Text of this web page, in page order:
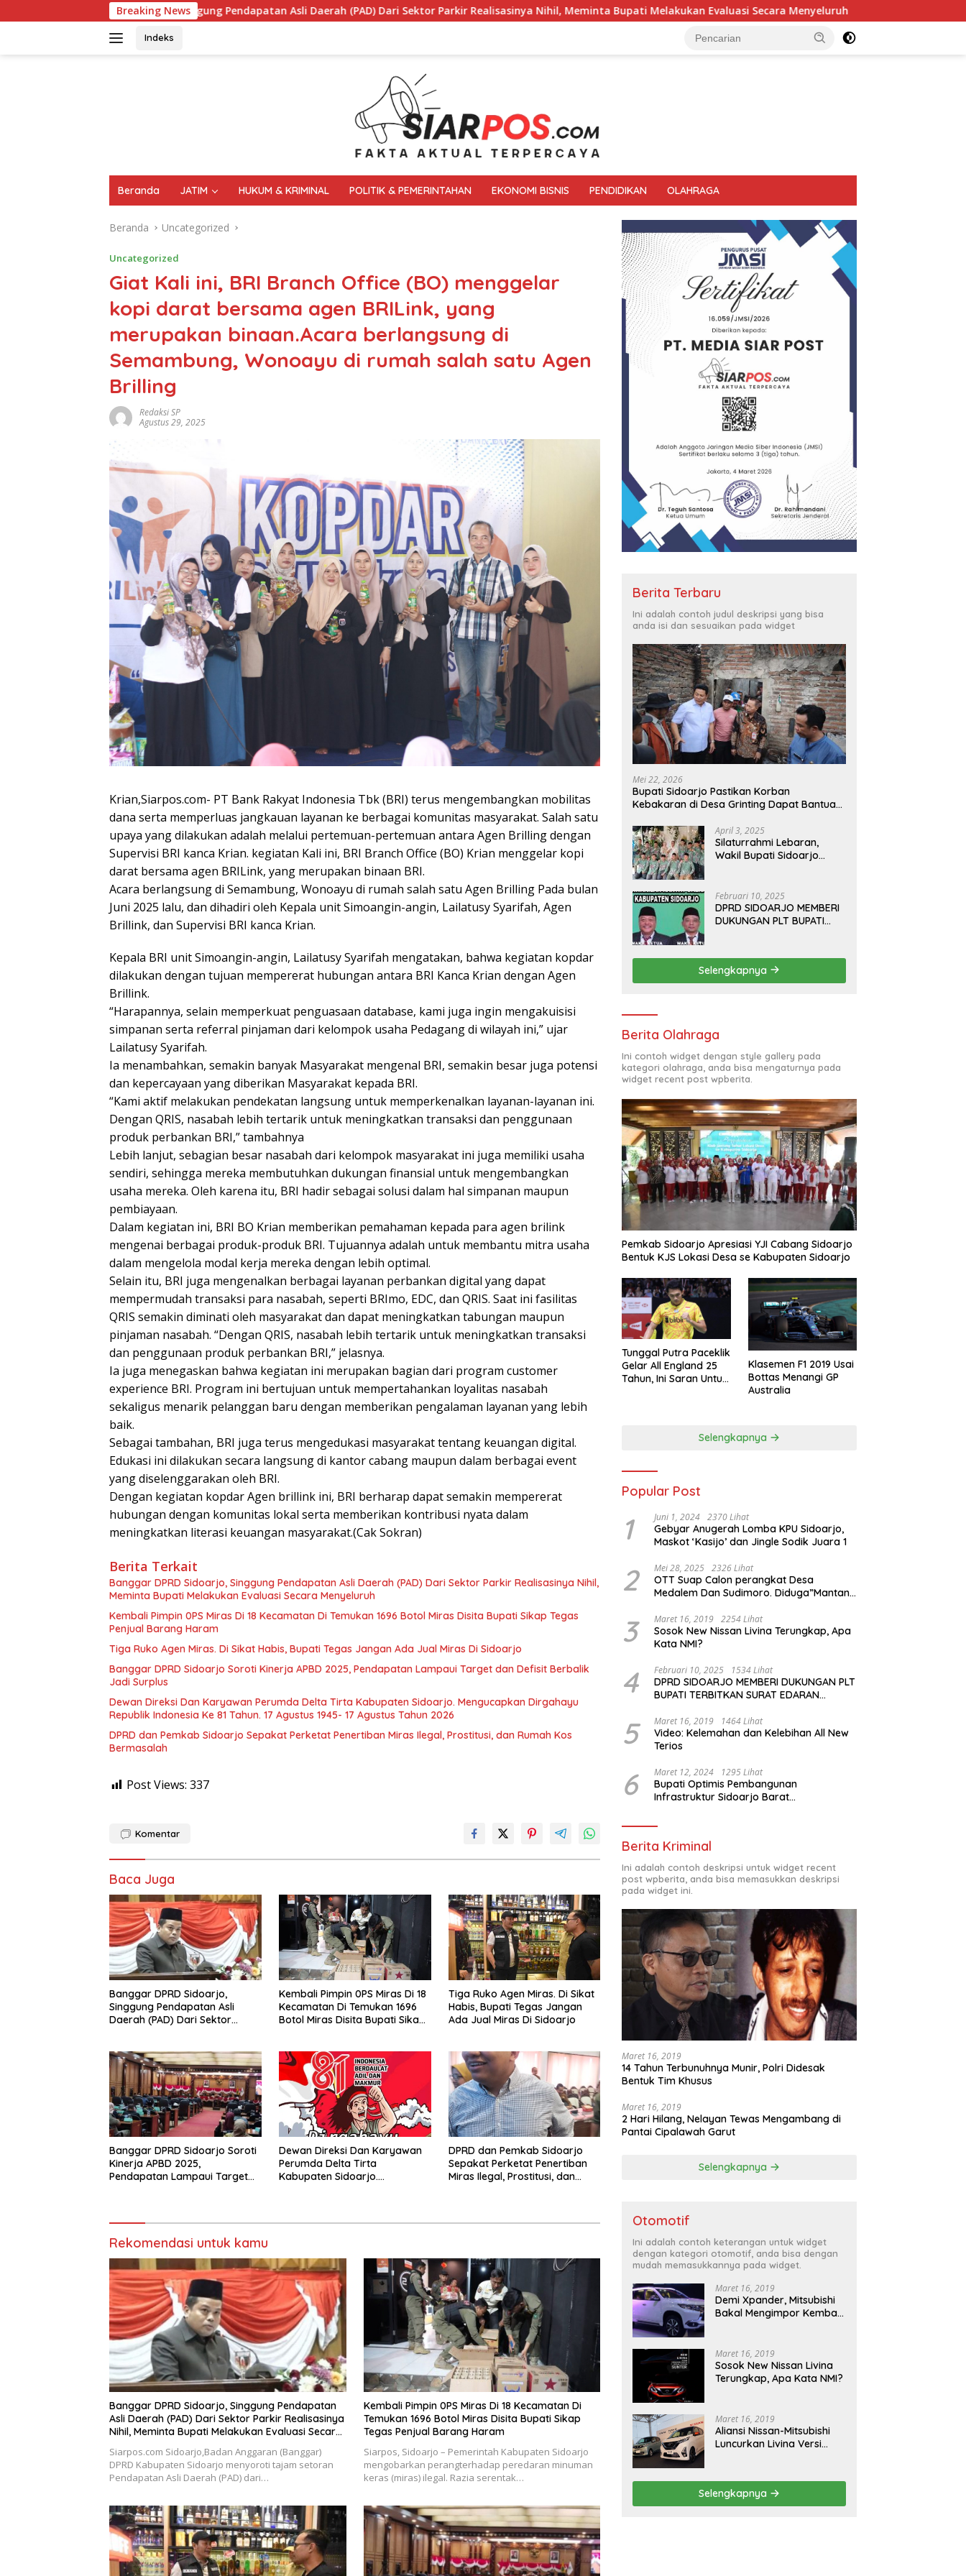
ke
Breaking News
Singgung Pendapatan Asli Daerah (PAD) Dari Sektor Parkir Realisasinya Nihil, Meminta Bupati Melakukan Evaluasi Secara Menyeluruh Kembali Pimpin 0PS Miras Di 18 Kecamatan
Indeks
Beranda JATIM HUKUM & KRIMINAL POLITIK & PEMERINTAHAN EKONOMI BISNIS PENDIDIKAN OLAHRAGA
Beranda Uncategorized
Uncategorized
Giat Kali ini, BRI Branch Office (BO) menggelar
kopi darat bersama agen BRILink, yang
merupakan binaan.Acara berlangsung di
Semambung, Wonoayu di rumah salah satu Agen
Brilling
Redaksi SP
Agustus 29, 2025
Krian,Siarpos.com- PT Bank Rakyat Indonesia Tbk (BRI) terus mengembangkan mobilitas
dana serta memperluas jangkauan layanan ke berbagai komunitas masyarakat. Salah satu
upaya yang dilakukan adalah melalui pertemuan-pertemuan antara Agen Brilling dengan
Supervisi BRI kanca Krian. kegiatan Kali ini, BRI Branch Office (BO) Krian menggelar kopi
darat bersama agen BRILink, yang merupakan binaan BRI.
Acara berlangsung di Semambung, Wonoayu di rumah salah satu Agen Brilling Pada bulan
Juni 2025 lalu, dan dihadiri oleh Kepala unit Simoangin-angin, Lailatusy Syarifah, Agen
Brillink, dan Supervisi BRI kanca Krian.
Kepala BRI unit Simoangin-angin, Lailatusy Syarifah mengatakan, bahwa kegiatan kopdar
dilakukan dengan tujuan mempererat hubungan antara BRI Kanca Krian dengan Agen
Brillink.
“Harapannya, selain memperkuat penguasaan database, kami juga ingin mengakuisisi
simpanan serta referral pinjaman dari kelompok usaha Pedagang di wilayah ini,” ujar
Lailatusy Syarifah.
Ia menambahkan, semakin banyak Masyarakat mengenal BRI, semakin besar juga potensi
dan kepercayaan yang diberikan Masyarakat kepada BRI.
“Kami aktif melakukan pendekatan langsung untuk memperkenalkan layanan-layanan ini.
Dengan QRIS, nasabah lebih tertarik untuk meningkatkan transaksi dan penggunaan
produk perbankan BRI,” tambahnya
Lebih lanjut, sebagian besar nasabah dari kelompok masyarakat ini juga memiliki usaha
sendiri, sehingga mereka membutuhkan dukungan finansial untuk mengembangkan
usaha mereka. Oleh karena itu, BRI hadir sebagai solusi dalam hal simpanan maupun
pembiayaan.
Dalam kegiatan ini, BRI BO Krian memberikan pemahaman kepada para agen brilink
mengenai berbagai produk-produk BRI. Tujuannya adalah untuk membantu mitra usaha
dalam mengelola modal kerja mereka dengan lebih optimal.
Selain itu, BRI juga mengenalkan berbagai layanan perbankan digital yang dapat
mempermudah transaksi para nasabah, seperti BRImo, EDC, dan QRIS. Saat ini fasilitas
QRIS semakin diminati oleh masyarakat dan dapat meningkatkan tabungan maupun
pinjaman nasabah. “Dengan QRIS, nasabah lebih tertarik untuk meningkatkan transaksi
dan penggunaan produk perbankan BRI,” jelasnya.
Ia juga menegaskan bahwa kegiatan ini merupakan bagian dari program customer
experience BRI. Program ini bertujuan untuk mempertahankan loyalitas nasabah
sekaligus menarik pelanggan baru dengan memberikan pengalaman layanan yang lebih
baik.
Sebagai tambahan, BRI juga terus mengedukasi masyarakat tentang keuangan digital.
Edukasi ini dilakukan secara langsung di kantor cabang maupun dalam berbagai event
yang diselenggarakan oleh BRI.
Dengan kegiatan kopdar Agen brillink ini, BRI berharap dapat semakin mempererat
hubungan dengan komunitas lokal serta memberikan kontribusi nyata dalam
meningkatkan literasi keuangan masyarakat.(Cak Sokran)
Berita Terkait
Banggar DPRD Sidoarjo, Singgung Pendapatan Asli Daerah (PAD) Dari Sektor Parkir Realisasinya Nihil,
Meminta Bupati Melakukan Evaluasi Secara Menyeluruh
Kembali Pimpin 0PS Miras Di 18 Kecamatan Di Temukan 1696 Botol Miras Disita Bupati Sikap Tegas
Penjual Barang Haram
Tiga Ruko Agen Miras. Di Sikat Habis, Bupati Tegas Jangan Ada Jual Miras Di Sidoarjo
Banggar DPRD Sidoarjo Soroti Kinerja APBD 2025, Pendapatan Lampaui Target dan Defisit Berbalik
Jadi Surplus
Dewan Direksi Dan Karyawan Perumda Delta Tirta Kabupaten Sidoarjo. Mengucapkan Dirgahayu
Republik Indonesia Ke 81 Tahun. 17 Agustus 1945- 17 Agustus Tahun 2026
DPRD dan Pemkab Sidoarjo Sepakat Perketat Penertiban Miras Ilegal, Prostitusi, dan Rumah Kos
Bermasalah
Post Views: 337
Komentar
Baca Juga
Banggar DPRD Sidoarjo,
Singgung Pendapatan Asli
Daerah (PAD) Dari Sektor
Evaluasi Secara Menyeluruh
Kembali Pimpin 0PS Miras Di 18
Kecamatan Di Temukan 1696
Botol Miras Disita Bupati Sikap
Tiga Ruko Agen Miras. Di Sikat
Habis, Bupati Tegas Jangan
Ada Jual Miras Di Sidoarjo
Banggar DPRD Sidoarjo Soroti
Kinerja APBD 2025,
Pendapatan Lampaui Target
Dewan Direksi Dan Karyawan
Perumda Delta Tirta
Kabupaten Sidoarjo.
DPRD dan Pemkab Sidoarjo
Sepakat Perketat Penertiban
Miras Ilegal, Prostitusi, dan
Rekomendasi untuk kamu
Banggar DPRD Sidoarjo, Singgung Pendapatan
Asli Daerah (PAD) Dari Sektor Parkir Realisasinya
Nihil, Meminta Bupati Melakukan Evaluasi Secara
Siarpos.com Sidoarjo,Badan Anggaran (Banggar)
DPRD Kabupaten Sidoarjo menyoroti tajam setoran
Pendapatan Asli Daerah (PAD) dari…
Kembali Pimpin 0PS Miras Di 18 Kecamatan Di
Temukan 1696 Botol Miras Disita Bupati Sikap
Tegas Penjual Barang Haram
Siarpos, Sidoarjo – Pemerintah Kabupaten Sidoarjo
mengobarkan perangterhadap peredaran minuman
keras (miras) ilegal. Razia serentak…
Berita Terbaru
Ini adalah contoh judul deskripsi yang bisa
anda isi dan sesuaikan pada widget
Mei 22, 2026
Bupati Sidoarjo Pastikan Korban
Kebakaran di Desa Grinting Dapat Bantuan
April 3, 2025
Silaturrahmi Lebaran,
Wakil Bupati Sidoarjo
Februari 10, 2025
DPRD SIDOARJO MEMBERI
DUKUNGAN PLT BUPATI
OUTDOOR LEARNING
(ODL) TK, PAUD, SD,
SMP/MTS KELUAR KOTA
Selengkapnya
Berita Olahraga
Ini contoh widget dengan style gallery pada
kategori olahraga, anda bisa mengaturnya pada
widget recent post wpberita.
Pemkab Sidoarjo Apresiasi YJI Cabang Sidoarjo
Bentuk KJS Lokasi Desa se Kabupaten Sidoarjo
Tunggal Putra Paceklik
Gelar All England 25
Tahun, Ini Saran Untuk
Klasemen F1 2019 Usai
Bottas Menangi GP
Australia
Selengkapnya
Popular Post
1 Juni 1, 2024 2370 Lihat
Gebyar Anugerah Lomba KPU Sidoarjo,
Maskot ‘Kasijo’ dan Jingle Sodik Juara 1
2 Mei 28, 2025 2326 Lihat
OTT Suap Calon perangkat Desa
Medalem Dan Sudimoro. Diduga”Mantan
3 Maret 16, 2019 2254 Lihat
Sosok New Nissan Livina Terungkap, Apa
Kata NMI?
4 Februari 10, 2025 1534 Lihat
DPRD SIDOARJO MEMBERI DUKUNGAN PLT
BUPATI TERBITKAN SURAT EDARAN
(ODL) TK, PAUD, SD, SMP/MTS KELUAR
KOTA
5 Maret 16, 2019 1464 Lihat
Video: Kelemahan dan Kelebihan All New
Terios
6 Maret 12, 2024 1295 Lihat
Bupati Optimis Pembangunan
Infrastruktur Sidoarjo Barat
Berita Kriminal
Ini adalah contoh deskripsi untuk widget recent
post wpberita, anda bisa memasukkan deskripsi
pada widget ini.
Maret 16, 2019
14 Tahun Terbunuhnya Munir, Polri Didesak
Bentuk Tim Khusus
Maret 16, 2019
2 Hari Hilang, Nelayan Tewas Mengambang di
Pantai Cipalawah Garut
Selengkapnya
Otomotif
Ini adalah contoh keterangan untuk widget
dengan kategori otomotif, anda bisa dengan
mudah memasukkannya pada widget.
Maret 16, 2019
Demi Xpander, Mitsubishi
Bakal Mengimpor Kembali
Maret 16, 2019
Sosok New Nissan Livina
Terungkap, Apa Kata NMI?
Maret 16, 2019
Aliansi Nissan-Mitsubishi
Luncurkan Livina Versi
Selengkapnya